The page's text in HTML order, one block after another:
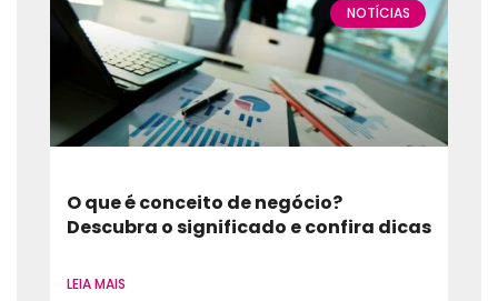
NOTÍCIAS
O que é conceito de negócio?
Descubra o significado e confira dicas
LEIA MAIS